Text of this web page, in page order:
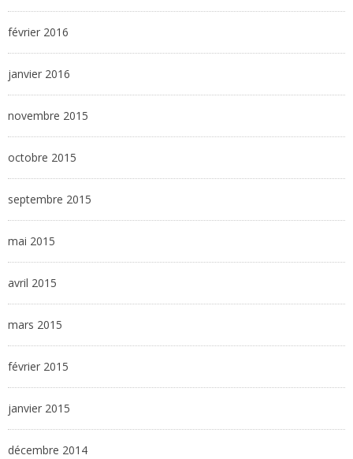
février 2016
janvier 2016
novembre 2015
octobre 2015
septembre 2015
mai 2015
avril 2015
mars 2015
février 2015
janvier 2015
décembre 2014